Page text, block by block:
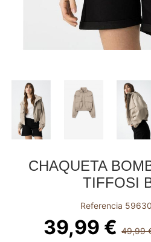
CHAQUETA
TIFFOSI
Referencia
39,99 € 49,99